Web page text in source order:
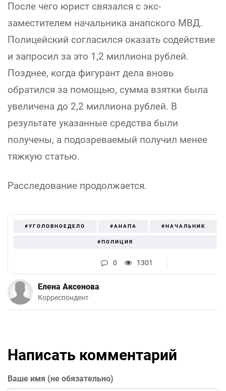
После чего юрист связался с экс-
заместителем начальника анапского МВД.
Полицейский согласился оказать содействие
и запросил за это 1,2 миллиона рублей.
Позднее, когда фигурант дела вновь
обратился за помощью, сумма взятки была
увеличена до 2,2 миллиона рублей. В
результате указанные средства были
получены, а подозреваемый получил менее
тяжкую статью.
Расследование продолжается.
#УГОЛОВНОЕДЕЛО #АНАПА #НАЧАЛЬНИК
#ПОЛИЦИЯ
0 1301
Елена Аксенова
Корреспондент
Написать комментарий
Ваше имя (не обязательно)